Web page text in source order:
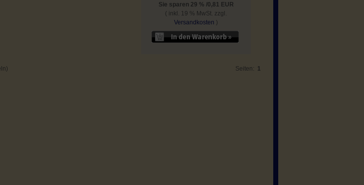
Sie sparen 29 % /0,81 EUR
( inkl. 19 % MwSt. zzgl.
Versandkosten )
Seiten: 1